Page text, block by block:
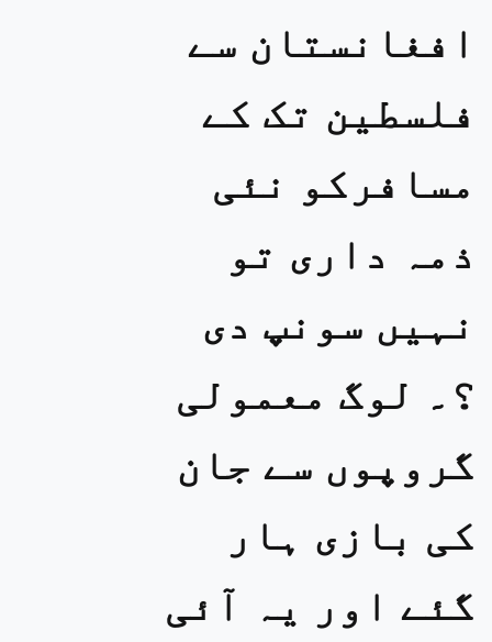
افغانستان سے
فلسطین تک کے
مسافرکو نئی
ذمہ داری تو
نہیں سونپ دی
؟۔ لوگ معمولی
گروپوں سے جان
کی بازی ہار
گئے اور یہ آئی